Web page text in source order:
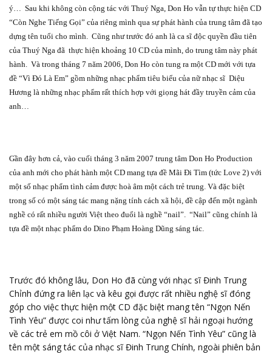
ý… Sau khi không còn cộng tác với Thuý Nga, Don Ho vẫn tự thực hiện CD
“Còn Nghe Tiếng Gọi” của riêng mình qua sự phát hành của trung tâm đã tạo
dựng tên tuổi cho mình. Cũng như trước đó anh là ca sĩ độc quyền đầu tiên
của Thuý Nga đã thực hiện khoảng 10 CD của mình, do trung tâm này phát
hành. Và trong tháng 7 năm 2006, Don Ho còn tung ra một CD mới với tựa
đề “Vì Đó Là Em” gồm những nhạc phẩm tiêu biểu của nữ nhạc sĩ Diệu
Hương là những nhạc phẩm rất thích hợp với giọng hát đầy truyền cảm của
anh…
Gần đây hơn cả, vào cuối tháng 3 năm 2007 trung tâm Don Ho Production
của anh mới cho phát hành một CD mang tựa đề Mãi Đi Tìm (tức Love 2) với
một số nhạc phẩm tình cảm được hoà âm một cách trẻ trung. Và đặc biệt
trong số có một sáng tác mang nặng tính cách xã hội, đề cập đến một ngành
nghề có rất nhiều người Việt theo đuổi là nghề “nail”. “Nail” cũng chính là
tựa đề một nhạc phẩm do Dino Phạm Hoàng Dũng sáng tác.
Trước đó không lâu, Don Ho đã cùng với nhạc sĩ Đinh Trung
Chỉnh đứng ra liên lạc và kêu gọi được rất nhiều nghệ sĩ đóng
góp cho việc thực hiện một CD đặc biệt mang tên “Ngọn Nến
Tình Yêu” được coi như tấm lòng của nghệ sĩ hải ngoại hướng
về các trẻ em mồ côi ở Việt Nam. “Ngọn Nến Tình Yêu” cũng là
tên một sáng tác của nhạc sĩ Đinh Trung Chính, ngoài phiên bản